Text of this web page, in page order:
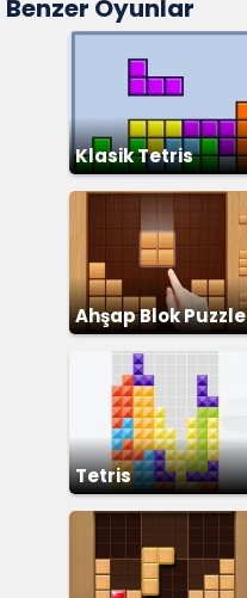
Benzer Oyunlar
Klasik Tetris
Ahşap Blok Puzzle
Tetris